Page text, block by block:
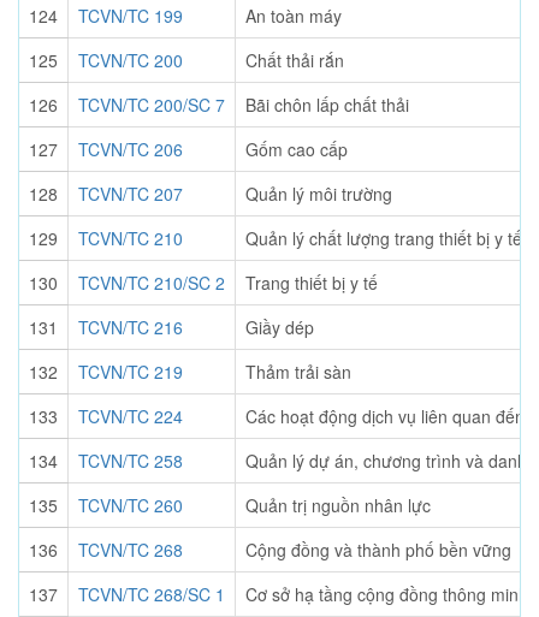
124
TCVN/TC 199
An toàn máy
125
TCVN/TC 200
Chất thải rắn
126
TCVN/TC 200/SC 7
Bãi chôn lấp chất thải
127
TCVN/TC 206
Gốm cao cấp
128
TCVN/TC 207
Quản lý môi trường
129
TCVN/TC 210
Quản lý chất lượng trang thiết bị y tế
130
TCVN/TC 210/SC 2
Trang thiết bị y tế
131
TCVN/TC 216
Giầy dép
132
TCVN/TC 219
Thảm trải sàn
133
TCVN/TC 224
Các hoạt động dịch vụ liên quan đến
134
TCVN/TC 258
Quản lý dự án, chương trình và danh
135
TCVN/TC 260
Quản trị nguồn nhân lực
136
TCVN/TC 268
Cộng đồng và thành phố bền vững
137
TCVN/TC 268/SC 1
Cơ sở hạ tầng cộng đồng thông minh